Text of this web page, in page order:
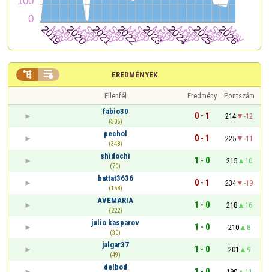
EREDMÉNYEK
 
Ellenfél Eredmény
Pontszám
fabio30
(306)
0 - 1 214
-12
pechol
(348)
0 - 1 225
-11
shidochi
(70)
1 - 0 215
10
hattat3636
(158)
0 - 1 234
-19
AVEMARIA
(222)
1 - 0 218
16
julio kasparov
(30)
1 - 0 210
8
jalgar37
(49)
1 - 0 201
9
delbod